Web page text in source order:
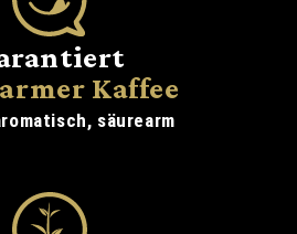
Kaffee
säurearm